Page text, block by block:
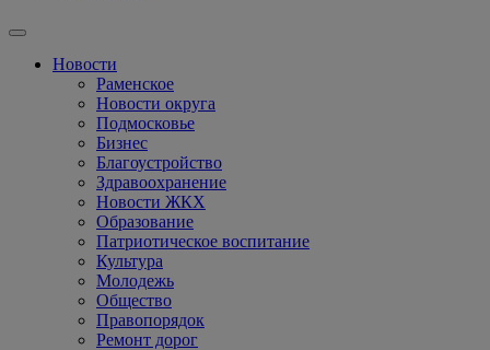
Новости
Раменское
Новости округа
Подмосковье
Бизнес
Благоустройство
Здравоохранение
Новости ЖКХ
Образование
Патриотическое воспитание
Культура
Молодежь
Общество
Правопорядок
Ремонт дорог